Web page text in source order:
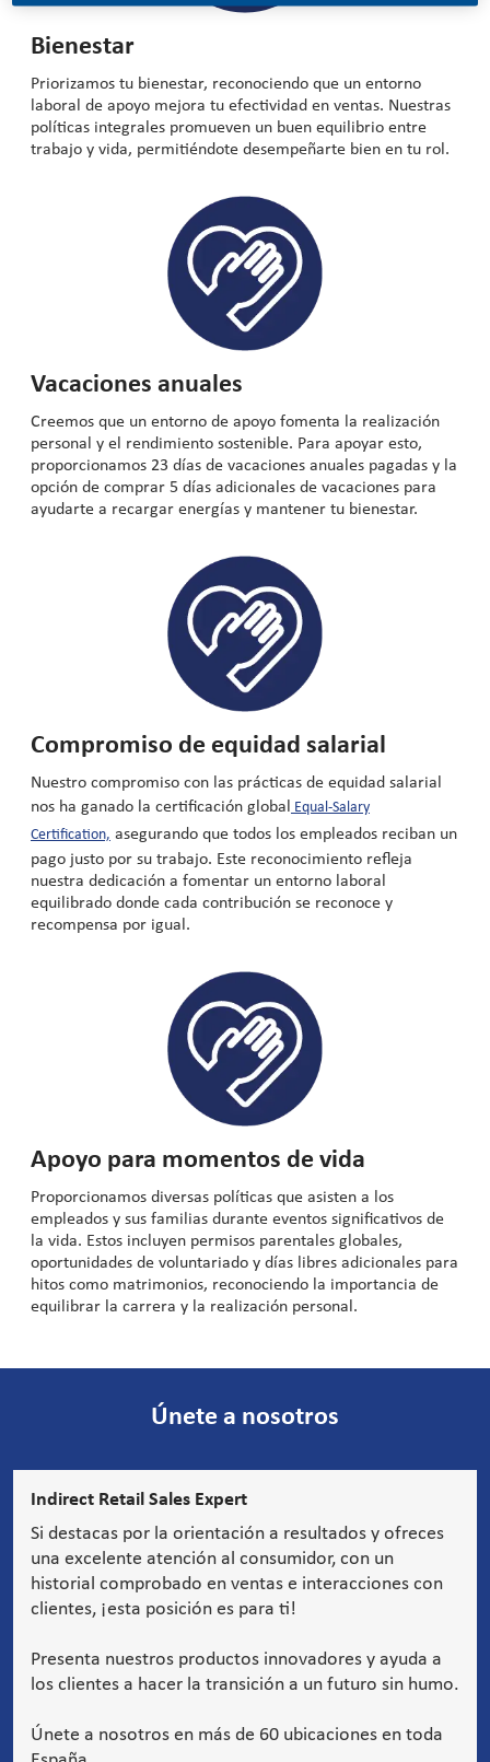
Bienestar
Priorizamos tu bienestar, reconociendo que un entorno
laboral de apoyo mejora tu efectividad en ventas. Nuestras
políticas integrales promueven un buen equilibrio entre
trabajo y vida, permitiéndote desempeñarte bien en tu rol.
Vacaciones anuales
Creemos que un entorno de apoyo fomenta la realización
personal y el rendimiento sostenible. Para apoyar esto,
proporcionamos 23 días de vacaciones anuales pagadas y la
opción de comprar 5 días adicionales de vacaciones para
ayudarte a recargar energías y mantener tu bienestar.
Compromiso de equidad salarial
Nuestro compromiso con las prácticas de equidad salarial
nos ha ganado la certificación global Equal-Salary
Certification, asegurando que todos los empleados reciban un
pago justo por su trabajo. Este reconocimiento refleja
nuestra dedicación a fomentar un entorno laboral
equilibrado donde cada contribución se reconoce y
recompensa por igual.
Apoyo para momentos de vida
Proporcionamos diversas políticas que asisten a los
empleados y sus familias durante eventos significativos de
la vida. Estos incluyen permisos parentales globales,
oportunidades de voluntariado y días libres adicionales para
hitos como matrimonios, reconociendo la importancia de
equilibrar la carrera y la realización personal.
Únete a nosotros
Indirect Retail Sales Expert
Si destacas por la orientación a resultados y ofreces
una excelente atención al consumidor, con un
historial comprobado en ventas e interacciones con
clientes, ¡esta posición es para ti!
Presenta nuestros productos innovadores y ayuda a
los clientes a hacer la transición a un futuro sin humo.
Únete a nosotros en más de 60 ubicaciones en toda